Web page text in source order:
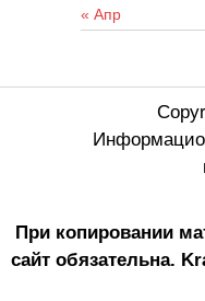
« Апр
При копировании
сайт обязательна.